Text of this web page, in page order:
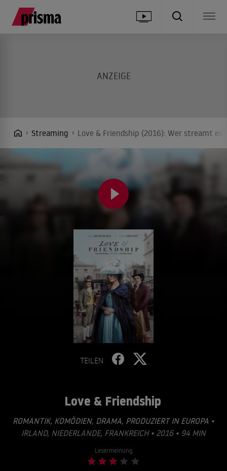
Streaming Love & Friendship (2016): Wer streamt
TEILEN
Love & Friendship
ROMANTIK, KOMÖDIEN, DRAMA, PRODUZIERT IN EUROPA •
IRLAND, NIEDERLANDE, FRANKREICH • 2016 • 94 MIN
Lesermeinung